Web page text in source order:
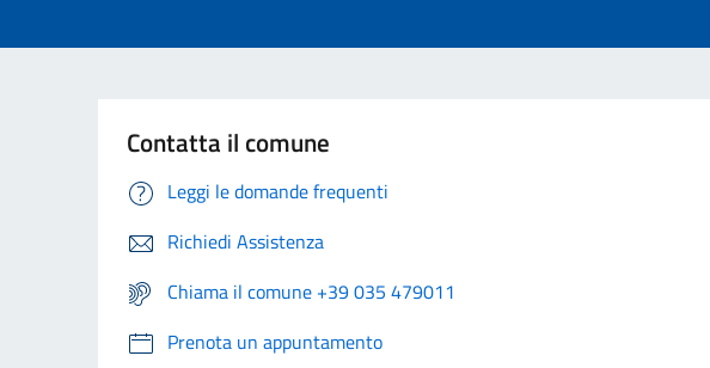
Contatta il comune
Leggi le domande frequenti
Richiedi Assistenza
Chiama il comune +39 035 479011
Prenota un appuntamento